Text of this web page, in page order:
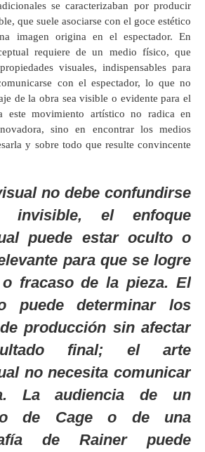
se caracterizaban por producir
que suele asociarse con el goce estético
imagen origina en el espectador. En
requiere de un medio físico, que
visuales, indispensables para
con el espectador, lo que no
de la obra sea visible o evidente para el
este movimiento artístico no radica en
sino en encontrar los medios
y sobre todo que resulte convincente
no debe confundirse
el enfoque
puede estar oculto o
para que se logre
fracaso de la pieza. El
puede determinar los
producción sin afectar
final; el arte
no necesita comunicar
La audiencia de un
de Cage o de una
de Rainer puede